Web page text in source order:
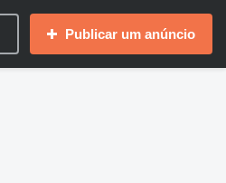
Publicar um anúncio